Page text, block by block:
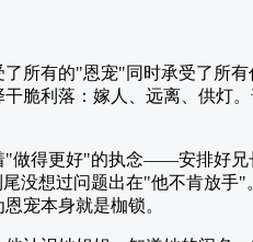
了所有的"恩宠"同时承受了
干脆利落：嫁人、远离、供
"做得更好"的执念——安排好
没想过问题出在"他不肯放
宠本身就是枷锁。